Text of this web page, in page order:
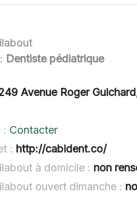
Dentiste pédiatrique
Avenue Roger
: Contacter
: http://cabident.co/
à domicile : non
ouvert dimanche :